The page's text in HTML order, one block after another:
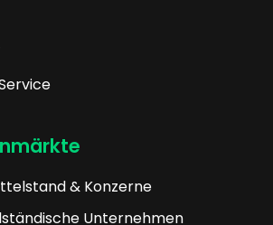
& Konzerne
Unternehmen